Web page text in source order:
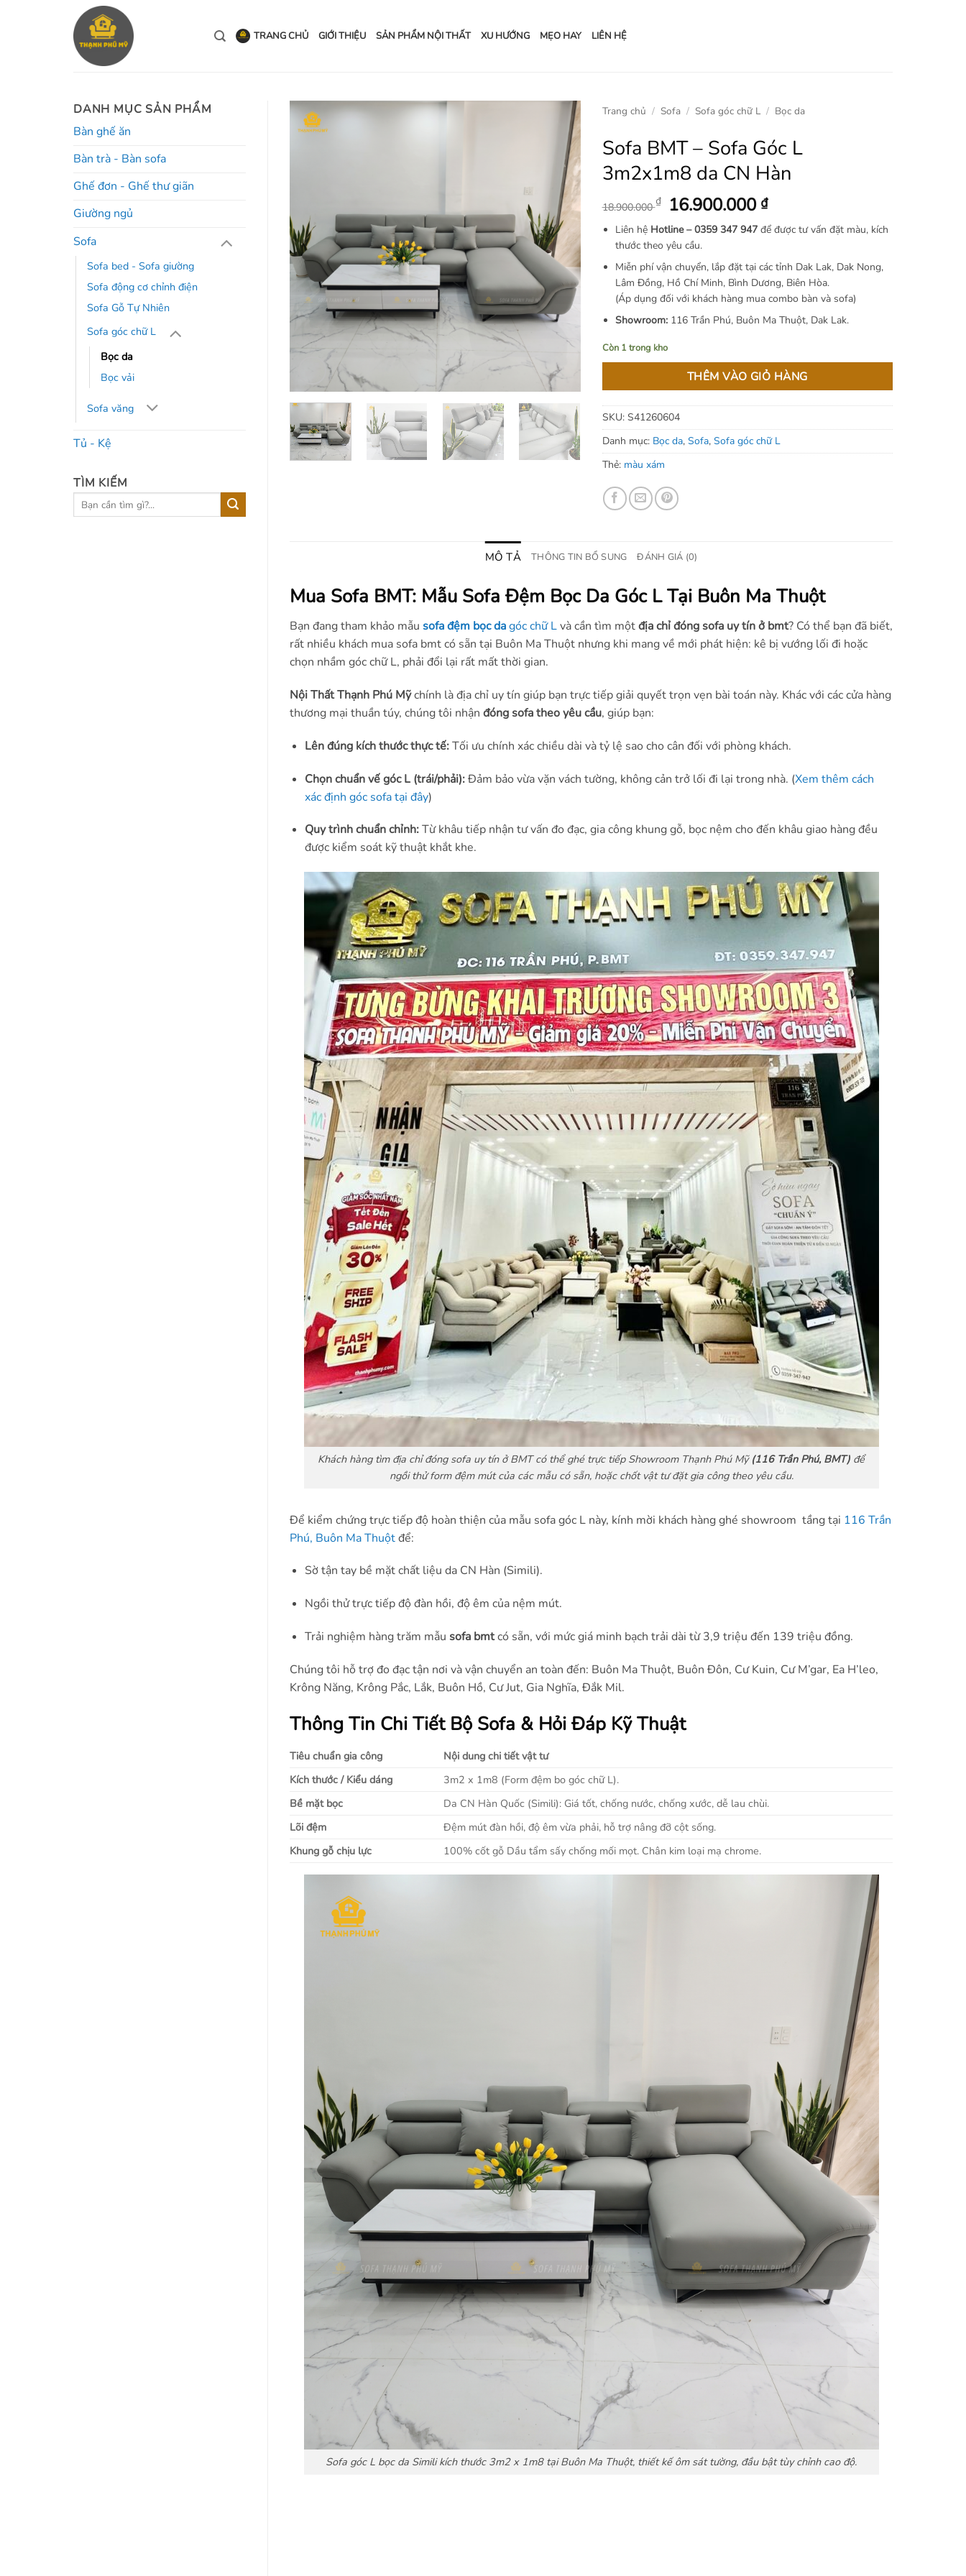
TRANG CHỦ GIỚI THIỆU SẢN PHẨM NỘI THẤT XU HƯỚNG MẸO HAY LIÊN HỆ
DANH MỤC SẢN PHẨM
Bàn ghế ăn
Bàn trà - Bàn sofa
Ghế đơn - Ghế thư giãn
Giường ngủ
Sofa
Sofa bed - Sofa giường
Sofa động cơ chỉnh điện
Sofa Gỗ Tự Nhiên
Sofa góc chữ L
Bọc da
Bọc vải
Sofa văng
Tủ - Kệ
TÌM KIẾM
Tìm
kiếm:
Add to
wishlist
Trang chủ / Sofa / Sofa góc chữ L / Bọc da
Sofa BMT – Sofa Góc L
3m2x1m8 da CN Hàn
18.900.000₫ Giá
gốc
là:
18.900.000 ₫.
16.900.000 ₫Giá
hiện
tại
16.900.000 ₫.
Liên hệ Hotline – 0359 347 947để được tư vấn đặt màu, kích
thước theo yêu cầu.
Miễn phí vận chuyển, lắp đặt tại các tỉnh Dak Lak, Dak Nong,
Lâm Đồng, Hồ Chí Minh, Bình Dương, Biên Hòa.
(Áp dụng đối với khách hàng mua combo bàn và sofa)
Showroom:116 Trần Phú, Buôn Ma Thuột, Dak Lak.
Còn 1 trong kho
THÊM VÀO GIỎ HÀNG
SKU: S41260604
Danh mục: Bọc da, Sofa, Sofa góc chữ L
Thẻ: màu xám
MÔ TẢ THÔNG TIN BỔ SUNG ĐÁNH GIÁ (0)
Mua Sofa BMT: Mẫu Sofa Đệm Bọc Da Góc L Tại Buôn Ma Thuột
Bạn đang tham khảo mẫu sofa đệm bọc dagóc chữ Lvà cần tìm mộtđịa chỉ đóng sofa uy tín ở bmt? Có thể bạn đã biết,
rất nhiều khách mua sofa bmt có sẵn tại Buôn Ma Thuột nhưng khi mang về mới phát hiện: kê bị vướng lối đi hoặc
chọn nhầm góc chữ L, phải đổi lại rất mất thời gian.
Nội Thất Thạnh Phú Mỹchính là địa chỉ uy tín giúp bạn trực tiếp giải quyết trọn vẹn bài toán này. Khác với các cửa hàng
thương mại thuần túy, chúng tôi nhận đóng sofa theo yêu cầu, giúp bạn:
Lên đúng kích thước thực tế:Tối ưu chính xác chiều dài và tỷ lệ sao cho cân đối với phòng khách.
Chọn chuẩn vế góc L (trái/phải):Đảm bảo vừa vặn vách tường, không cản trở lối đi lại trong nhà. (Xem thêm cách
xác định góc sofa tại đây)
Quy trình chuẩn chỉnh:Từ khâu tiếp nhận tư vấn đo đạc, gia công khung gỗ, bọc nệm cho đến khâu giao hàng đều
được kiểm soát kỹ thuật khắt khe.
Khách hàng tìm địa chỉ đóng sofa uy tín ở BMT có thể ghé trực tiếp Showroom Thạnh Phú Mỹ (116 Trần Phú, BMT) để
ngồi thử form đệm mút của các mẫu có sẵn, hoặc chốt vật tư đặt gia công theo yêu cầu.
Để kiểm chứng trực tiếp độ hoàn thiện của mẫu sofa góc L này, kính mời khách hàng ghé showroom tầng tại 116 Trần
Phú, Buôn Ma Thuộtđể:
Sờ tận tay bề mặt chất liệu da CN Hàn (Simili).
Ngồi thử trực tiếp độ đàn hồi, độ êm của nệm mút.
Trải nghiệm hàng trăm mẫu sofa bmtcó sẵn, với mức giá minh bạch trải dài từ 3,9 triệu đến 139 triệu đồng.
Chúng tôi hỗ trợ đo đạc tận nơi và vận chuyển an toàn đến: Buôn Ma Thuột, Buôn Đôn, Cư Kuin, Cư M’gar, Ea H’leo,
Krông Năng, Krông Pắc, Lắk, Buôn Hồ, Cư Jut, Gia Nghĩa, Đắk Mil.
Thông Tin Chi Tiết Bộ Sofa & Hỏi Đáp Kỹ Thuật
Tiêu chuẩn gia công
Nội dung chi tiết vật tư
Kích thước / Kiểu dáng
3m2 x 1m8 (Form đệm bo góc chữ L).
Bề mặt bọc
Da CN Hàn Quốc (Simili): Giá tốt, chống nước, chống xước, dễ lau chùi.
Lõi đệm
Đệm mút đàn hồi, độ êm vừa phải, hỗ trợ nâng đỡ cột sống.
Khung gỗ chịu lực
100% cốt gỗ Dầu tẩm sấy chống mối mọt. Chân kim loại mạ chrome.
Sofa góc L bọc da Simili kích thước 3m2 x 1m8 tại Buôn Ma Thuột, thiết kế ôm sát tường, đầu bật tùy chỉnh cao độ.